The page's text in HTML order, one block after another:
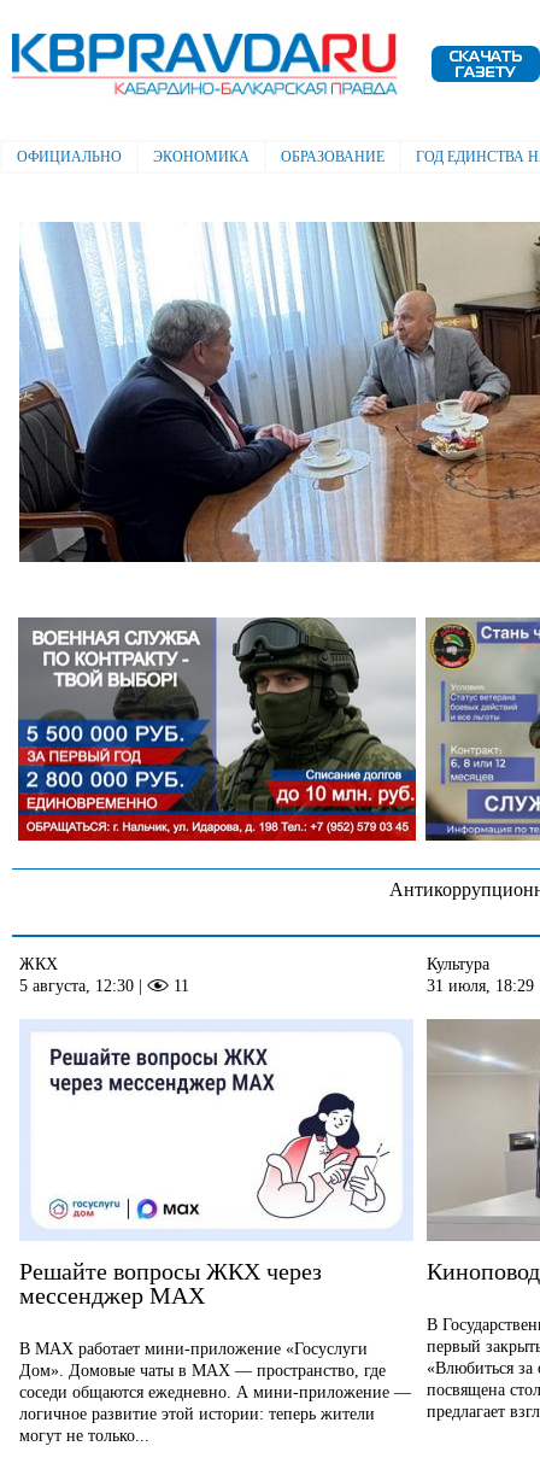
Электронная газета "Кабардино-
Балкарская правда"
Главное меню
ОФИЦИАЛЬНО ЭКОНОМИКА ОБРАЗОВАНИЕ ГОД ЕДИНСТВА
ЖКХ
5 августа, 12:30 | 11
Решайте вопросы ЖКХ через
мессенджер MAX
В MAX работает мини-приложение «Госуслуги
Дом». Домовые чаты в MAX — пространство, где
соседи общаются ежедневно. А мини-приложение —
логичное развитие этой истории: теперь жители
могут не только...
Культура
31 июля, 18:29
В
первый
«Влюбиться за
посвящена
предлагает